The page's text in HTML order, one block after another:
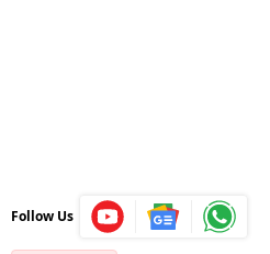
Follow Us